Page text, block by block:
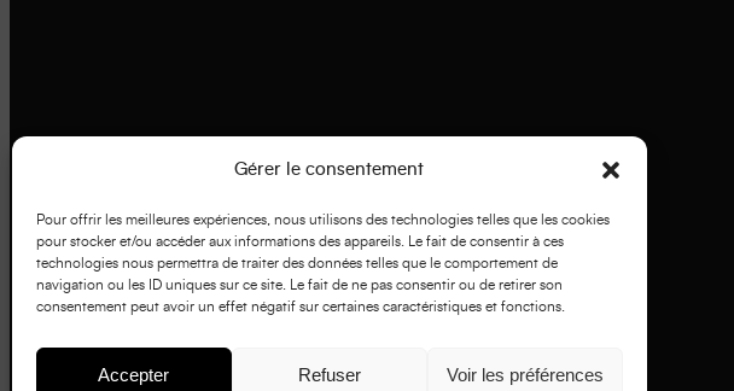
Gérer le consentement
Pour offrir les meilleures expériences, nous utilisons des technologies telles que les cookies
pour stocker et/ou accéder aux informations des appareils. Le fait de consentir à ces
technologies nous permettra de traiter des données telles que le comportement de
navigation ou les ID uniques sur ce site. Le fait de ne pas consentir ou de retirer son
consentement peut avoir un effet négatif sur certaines caractéristiques et fonctions.
Accepter Refuser Voir les préférences